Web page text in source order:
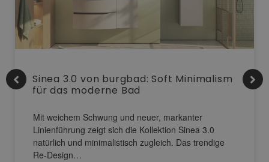
Sinea 3.0 von burgbad: Soft Minimalism
für das moderne Bad
Mit weichem Schwung und neuer, markanter
Linienführung zeigt sich die Kollektion Sinea 3.0
natürlich und minimalistisch zugleich. Das trendige
Re-Design…